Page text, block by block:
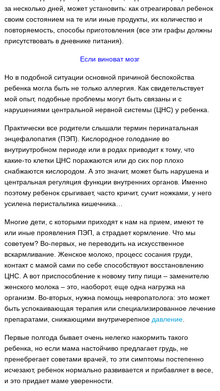
за несколько дней, может установить: как отреагировал ребенок
своим состоянием на те или иные продукты, их количество и
повторяемость, способы приготовления (все эти графы должны
присутствовать в дневнике питания).
Если виноват мозг
Но в подобной ситуации основной причиной беспокойства
ребенка могла быть не только аллергия. Как свидетельствует
мой опыт, подобные проблемы могут быть связаны и с
нарушениями центральной нервной системы (ЦНС) у ребенка.
Практически все родители слышали термин перинатальная
энцефалопатия (ПЭП). Кислородное голодание во
внутриутробном периоде или в родах приводит к тому, что
какие-то клетки ЦНС поражаются или до сих пор плохо
снабжаются кислородом. А это значит, может быть нарушена и
центральная регуляция функции внутренних органов. Именно
поэтому ребенок срыгивает, часто кричит, сучит ножками, у него
усилена перистальтика кишечника…
Многие дети, с которыми приходят к нам на прием, имеют те
или иные проявления ПЭП, а страдает кормление. Что мы
советуем? Во-первых, не переводить на искусственное
вскармливание. Женское молоко, процесс сосания груди,
контакт с мамой сами по себе способствуют восстановлению
ЦНС. А вот приспособление к новому типу пищи – заменителю
женского молока – это, наоборот, еще одна нагрузка на
организм. Во-вторых, нужна помощь невропатолога: это может
быть успокаивающая терапия или специализированное лечение
препаратами, снижающими внутричерепное давление.
Первые полгода бывает очень нелегко накормить такого
ребенка, но если мама настойчиво предлагает грудь, не
пренебрегает советами врачей, то эти симптомы постепенно
исчезают, ребенок нормально развивается и прибавляет в весе,
и это придает маме уверенности.